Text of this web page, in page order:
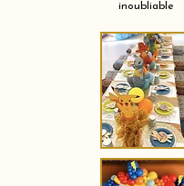
inoubliable